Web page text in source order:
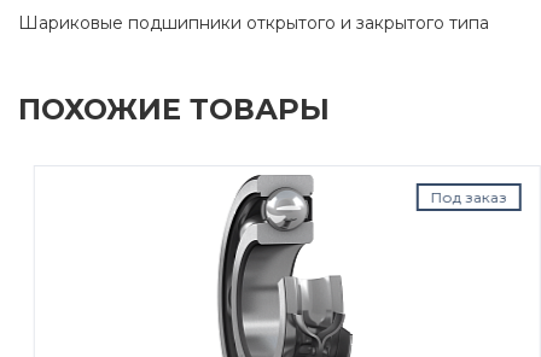
Шариковые подшипники открытого и закрытого типа
ПОХОЖИЕ ТОВАРЫ
Под заказ